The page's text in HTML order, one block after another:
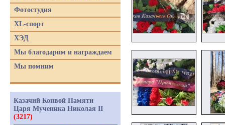
Фотостудия
XL-спорт
ХЭД
Мы благодарим и награждаем
Мы помним
Казачий Конвой Памяти
Царя Мученика Николая II
(3217)